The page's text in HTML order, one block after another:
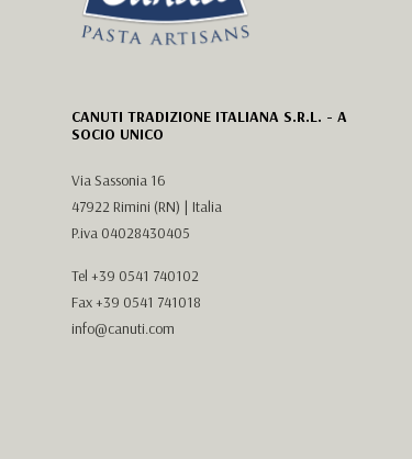
CANUTI TRADIZIONE ITALIANA S.R.L. - A
SOCIO UNICO
Via Sassonia 16
47922 Rimini (RN) | Italia
P.iva 04028430405
Tel +39 0541 740102
Fax +39 0541 741018
info@canuti.com